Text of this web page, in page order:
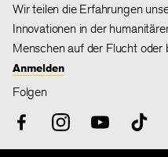
Wir teilen die Erfahrungen
Innovationen in der
Menschen auf der Flucht oder
Anmelden
Folgen